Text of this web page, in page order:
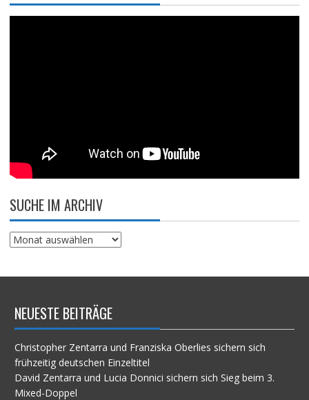
SUCHE IM ARCHIV
Suche
NEUESTE BEITRÄGE
Christopher Zentarra und Franziska Oberlies sichern sich
frühzeitig deutschen Einzeltitel
David Zentarra und Lucia Donnici sichern sich Sieg beim 3.
Mixed-Doppel